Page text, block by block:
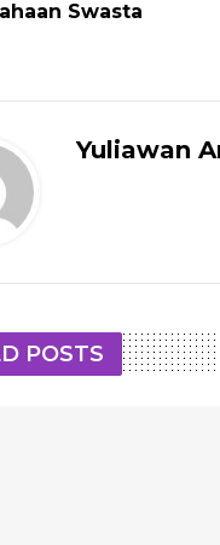
Swasta
Yuliawan
POSTS